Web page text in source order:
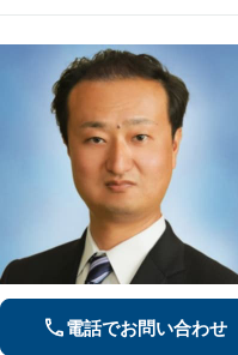
電話でお問い合わせ